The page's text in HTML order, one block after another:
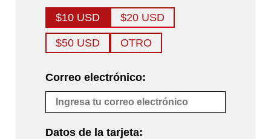
$10 USD
$20 USD
$50 USD OTRO
Correo electrónico:
Datos de la tarjeta: